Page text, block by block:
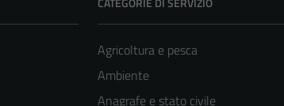
Agricoltura e pesca
Ambiente
Anagrafe e stato civile